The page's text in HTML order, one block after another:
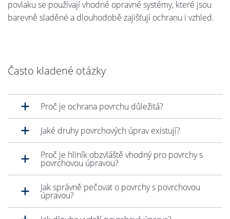
povlaku se používají vhodné opravné systémy, které jsou
barevně sladěné a dlouhodobě zajišťují ochranu i vzhled.
Často kladené otázky
Proč je ochrana povrchu důležitá?
Jaké druhy povrchových úprav existují?
Proč je hliník obzvláště vhodný pro povrchy s
povrchovou úpravou?
Jak správně pečovat o povrchy s povrchovou
úpravou?